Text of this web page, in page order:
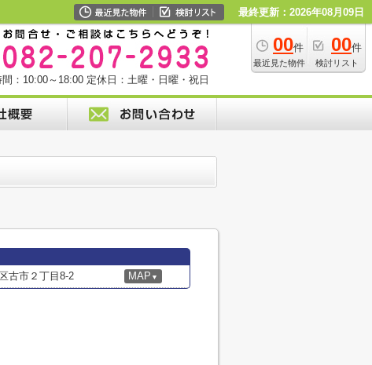
最終更新：2026年08月09日
00件
最近見た物件
00件
検討リスト
：10:00～18:00 定休日：土曜・日曜・祝日
古市２丁目8-2 MAP ▼